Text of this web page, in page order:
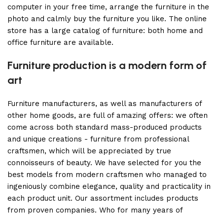
computer in your free time, arrange the furniture in the
photo and calmly buy the furniture you like. The online
store has a large catalog of furniture: both home and
office furniture are available.
Furniture production is a modern form of
art
Furniture manufacturers, as well as manufacturers of
other home goods, are full of amazing offers: we often
come across both standard mass-produced products
and unique creations - furniture from professional
craftsmen, which will be appreciated by true
connoisseurs of beauty. We have selected for you the
best models from modern craftsmen who managed to
ingeniously combine elegance, quality and practicality in
each product unit. Our assortment includes products
from proven companies. Who for many years of